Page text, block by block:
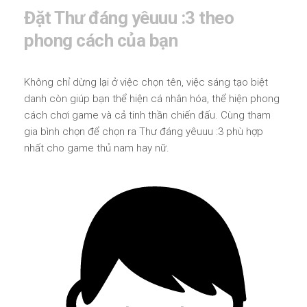
Đặt Thư đáng yêuuu :3 theo
phong cách của bạn
Không chỉ dừng lại ở việc chọn tên, việc sáng tạo biệt
danh còn giúp bạn thể hiện cá nhân hóa, thể hiện phong
cách chơi game và cả tinh thần chiến đấu. Cùng tham
gia bình chọn để chọn ra Thư đáng yêuuu :3 phù hợp
nhất cho game thủ nam hay nữ.